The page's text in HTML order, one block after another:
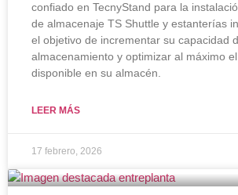
confiado en TecnyStand para la
de almacenaje TS Shuttle y estanterías
el objetivo de incrementar su capacidad
almacenamiento y optimizar al máximo
disponible en su almacén.
LEER MÁS
17 febrero, 2026